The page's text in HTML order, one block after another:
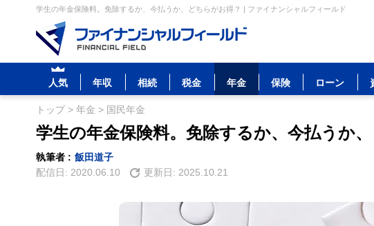
学生の年金保険料。免除するか、今払うか、どちらがお得？ | ファイナンシャルフィールド
人気 年収 相続 税金 年金 保険 ローン
トップ> 年金 > 国民年金
学生の年金保険料。免除するか、今払うか
執筆者 : 飯田道子
配信日: 2020.06.10 更新日: 2025.10.21